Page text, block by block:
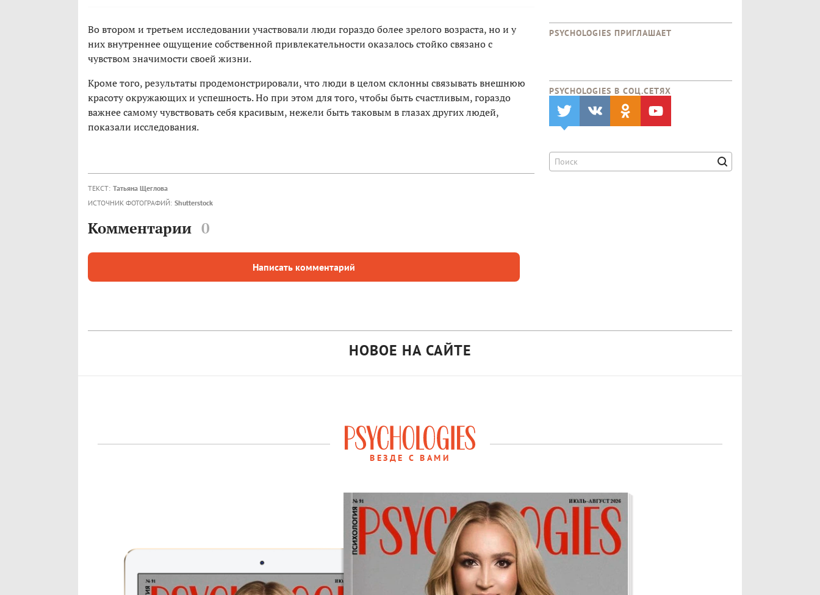
Во втором и третьем исследовании участвовали люди гораздо более зрелого возраста, но и у
них внутреннее ощущение собственной привлекательности оказалось стойко связано с
чувством значимости своей жизни.
Кроме того, результаты продемонстрировали, что люди в целом склонны связывать внешнюю
красоту окружающих и успешность. Но при этом для того, чтобы быть счастливым, гораздо
важнее самому чувствовать себя красивым, нежели быть таковым в глазах других людей,
показали исследования.
ТЕКСТ: Татьяна Щеглова
ИСТОЧНИК ФОТОГРАФИЙ: Shutterstock
Комментарии 0
Написать комментарий
PSYCHOLOGIES ПРИГЛАШАЕТ
PSYCHOLOGIES В CОЦ.СЕТЯХ
НОВОЕ НА САЙТЕ
ВЕЗДЕ С ВАМИ